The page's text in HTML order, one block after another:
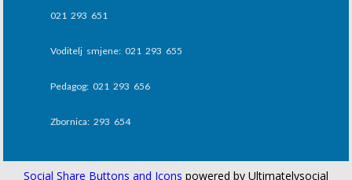
021 293 651
Voditelj smjene: 021 293 655
Pedagog: 021 293 656
Zbornica: 293 654
Social Share Buttons and Icons powered by Ultimatelysocial